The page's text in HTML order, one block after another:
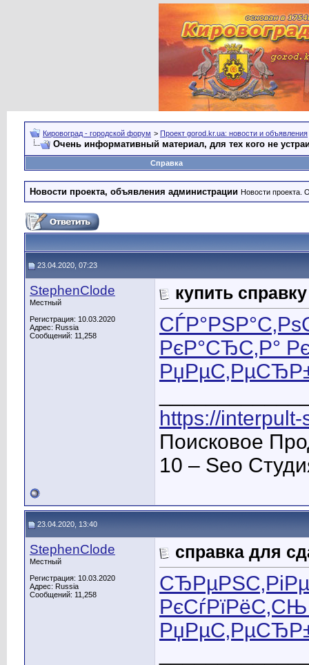
Кировоград - городской форум > Проект gorod.kr.ua: новости и объявления
Очень информативный материал, для тех кого не
Справка
Новости проекта, объявления администрации Новости проекта.
23.04.2020, 07:23
StephenClode
Местный
Регистрация: 10.03.2020
Адрес: Russia
Сообщений: 11,258
купить
РєР°СЂС‚Р°
https://
Поисковое
10 – Seo
23.04.2020, 13:40
StephenClode
Местный
Регистрация: 10.03.2020
Адрес: Russia
Сообщений: 11,258
справка для